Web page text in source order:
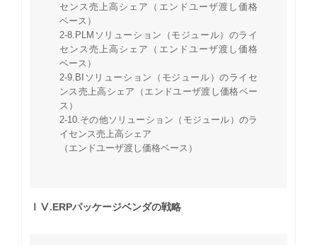
センス売上高シェア（エンドユーザ渡し価格
ベース）
2-8.PLMソリューション（モジュール）のライ
センス売上高シェア（エンドユーザ渡し価格
ベース）
2-9.BIソリューション（モジュール）のライセ
ンス売上高シェア（エンドユーザ渡し価格ベー
ス）
2-10.その他ソリューション（モジュール）のラ
イセンス売上高シェア
（エンドユーザ渡し価格ベース）
ⅠⅤ.ERPパッケージベンダの戦略